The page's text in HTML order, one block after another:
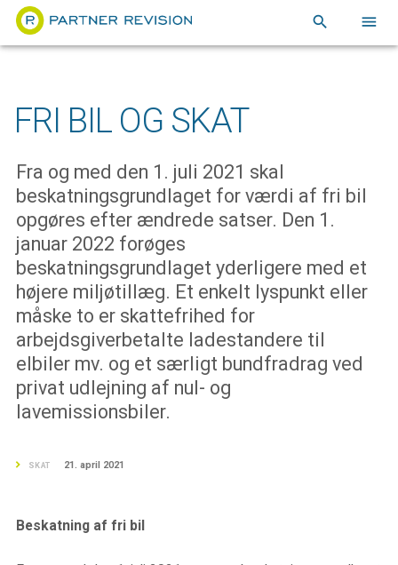
search menu
FRI BIL OG SKAT
Fra og med den 1. juli 2021 skal
beskatningsgrundlaget for værdi af fri bil
opgøres efter ændrede satser. Den 1.
januar 2022 forøges
beskatningsgrundlaget yderligere med et
højere miljøtillæg. Et enkelt lyspunkt eller
måske to er skattefrihed for
arbejdsgiverbetalte ladestandere til
elbiler mv. og et særligt bundfradrag ved
privat udlejning af nul- og
lavemissionsbiler.
SKAT 21. april 2021
Beskatning af fri bil